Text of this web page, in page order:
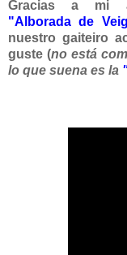
Gracias a mi
"Alborada de
nuestro gaiteiro
guste (no está
lo que suena es la